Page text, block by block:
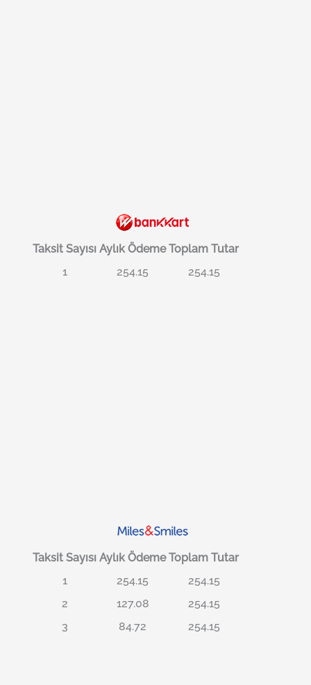
Taksit Sayısı Aylık Ödeme Toplam Tutar
1
254.15 254.15
Taksit Sayısı Aylık Ödeme Toplam Tutar
1
254.15
254.15
2
127.08
254.15
3
84.72 254.15